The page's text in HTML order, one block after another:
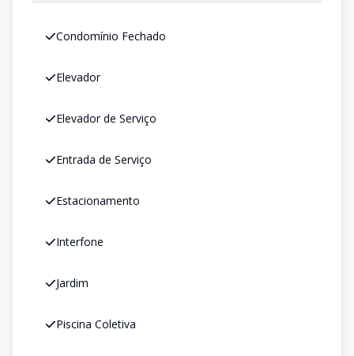
Condomínio Fechado
Elevador
Elevador de Serviço
Entrada de Serviço
Estacionamento
Interfone
Jardim
Piscina Coletiva